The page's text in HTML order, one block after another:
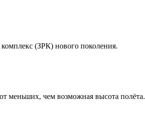
(ЗРК) нового поколения.
меньших, чем возможная высота полёта.